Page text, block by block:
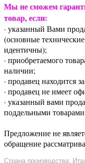
Мы не сможем
товар, если:
· указанный Вами
(основные
идентичны);
· приобретаемого
наличии;
· продавец находится
· продавец не имеет
· указанный вами
поддельными
Предложение не
обращение
Страна производства: